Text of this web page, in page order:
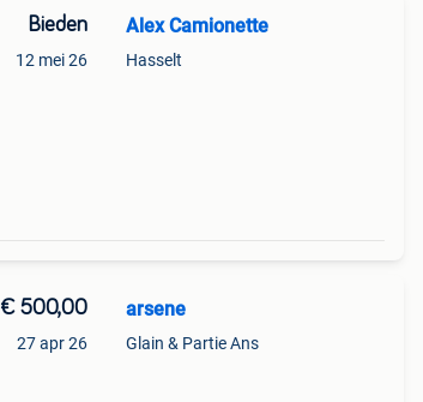
Bieden
12 mei 26
Alex Camionette
Hasselt
€ 500,00
27 apr 26
arsene
Glain & Partie Ans